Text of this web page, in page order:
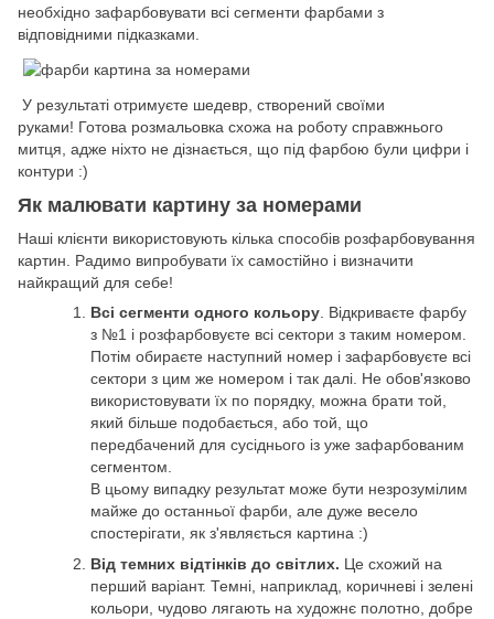
необхідно зафарбовувати всі сегменти фарбами з
відповідними підказками.
У результаті отримуєте шедевр, створений своїми
руками! Готова розмальовка схожа на роботу справжнього
митця, адже ніхто не дізнається, що під фарбою були цифри і
контури :)
Як малювати картину за номерами
Наші клієнти використовують кілька способів розфарбовування
картин. Радимо випробувати їх самостійно і визначити
найкращий для себе!
Всі сегменти одного кольору . Відкриваєте фарбу
з №1 і розфарбовуєте всі сектори з таким номером.
Потім обираєте наступний номер і зафарбовуєте всі
сектори з цим же номером і так далі. Не обов'язково
використовувати їх по порядку, можна брати той,
який більше подобається, або той, що
передбачений для сусіднього із уже зафарбованим
сегментом.
В цьому випадку результат може бути незрозумілим
майже до останньої фарби, але дуже весело
спостерігати, як з'являється картина :)
Від темних відтінків до світлих. Це схожий на
перший варіант. Темні, наприклад, коричневі і зелені
кольори, чудово лягають на художнє полотно, добре